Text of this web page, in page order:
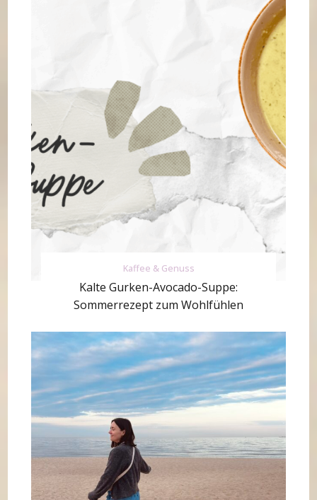
Kaffee & Genuss
Kalte Gurken-Avocado-Suppe:
Sommerrezept zum Wohlfühlen